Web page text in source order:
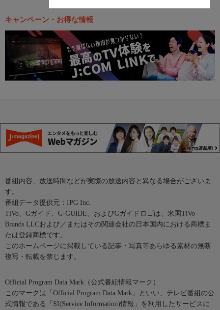
キャンペーン・お得な情報
番組内容、放送時間などが実際の放送内容と異なる場合がございま
す。
番組データ提供元：IPG Inc.
TiVo、Gガイド、G-GUIDE、およびGガイドロゴは、米国TiVo
Brands LLCおよび／またはその関連会社の日本国内における商標ま
たは登録商標です。
このホームページに掲載している記事・写真等あらゆる素材の無断
複写・転載を禁じます。
Official Program Data Mark（公式番組情報マーク）
このマークは「Official Program Data Mark」といい、テレビ番組の公
式情報である「SI(Service Information)情報」を利用したサービスに